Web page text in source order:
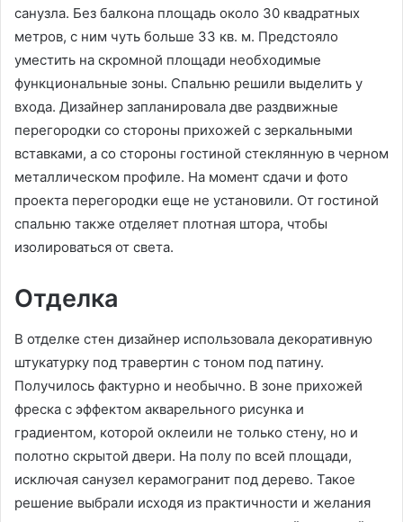
санузла. Без балкона площадь около 30 квадратных
метров, с ним чуть больше 33 кв. м. Предстояло
уместить на скромной площади необходимые
функциональные зоны. Спальню решили выделить у
входа. Дизайнер запланировала две раздвижные
перегородки со стороны прихожей с зеркальными
вставками, а со стороны гостиной стеклянную в черном
металлическом профиле. На момент сдачи и фото
проекта перегородки еще не установили. От гостиной
спальню также отделяет плотная штора, чтобы
изолироваться от света.
Отделка
В отделке стен дизайнер использовала декоративную
штукатурку под травертин с тоном под патину.
Получилось фактурно и необычно. В зоне прихожей
фреска с эффектом акварельного рисунка и
градиентом, которой оклеили не только стену, но и
полотно скрытой двери. На полу по всей площади,
исключая санузел керамогранит под дерево. Такое
решение выбрали исходя из практичности и желания